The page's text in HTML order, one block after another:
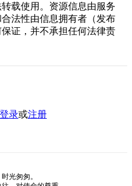
载使用。资源信息由服务
法性由信息拥有者（发布
证，并不承担任何法律责
登录或注册
光匆匆。